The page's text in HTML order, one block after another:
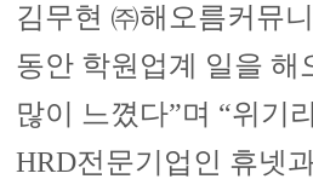
김무현 ㈜해오름커뮤
동안 학원업계 일을
많이 느꼈다”며 “위기
HRD전문기업인 휴넷